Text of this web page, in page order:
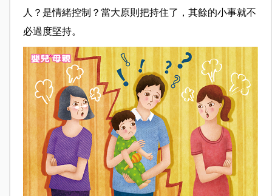
人？是情緒控制？當大原則把持住了，其餘的小事就不
必過度堅持。